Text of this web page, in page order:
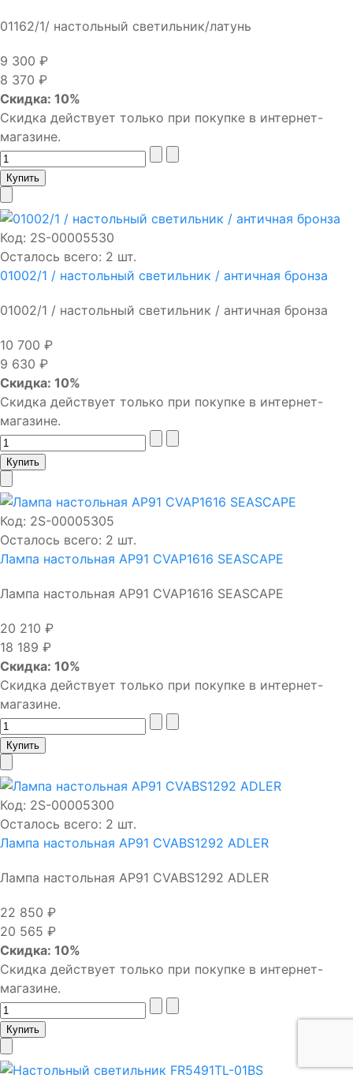
01162/1/ настольный светильник/латунь
9 300 ₽
8 370 ₽
Скидка: 10%
Скидка действует только при покупке в интернет-
магазине.
Код: 2S-00005530
Осталось всего: 2 шт.
01002/1 / настольный светильник / античная бронза
01002/1 / настольный светильник / античная бронза
10 700 ₽
9 630 ₽
Скидка: 10%
Скидка действует только при покупке в интернет-
магазине.
Код: 2S-00005305
Осталось всего: 2 шт.
Лампа настольная AP91 CVAP1616 SEASCAPE
Лампа настольная AP91 CVAP1616 SEASCAPE
20 210 ₽
18 189 ₽
Скидка: 10%
Скидка действует только при покупке в интернет-
магазине.
Код: 2S-00005300
Осталось всего: 2 шт.
Лампа настольная AP91 CVABS1292 ADLER
Лампа настольная AP91 CVABS1292 ADLER
22 850 ₽
20 565 ₽
Скидка: 10%
Скидка действует только при покупке в интернет-
магазине.